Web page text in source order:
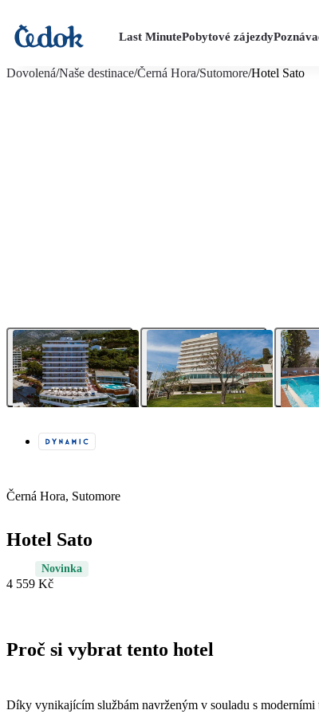
Last MinutePobytové zájezdy
Dovolená/Naše destinace/Černá Hora/Sutomore/Hotel Sato
Černá Hora, Sutomore
Hotel Sato
Novinka
4 559 Kč
Proč si vybrat tento hotel
Díky vynikajícím službám navrženým v souladu s